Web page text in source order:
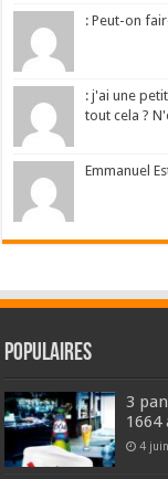
: Peut-on
: j'ai une
tout cela ?
Emmanuel
Populaires
3
4